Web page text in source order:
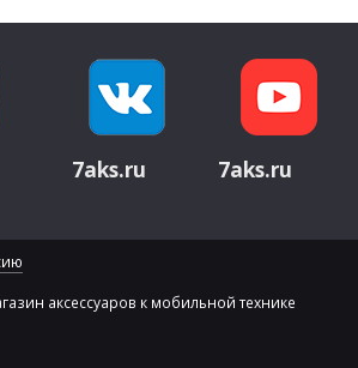
7aks.ru 7aks.ru
аксессуаров к мобильной технике